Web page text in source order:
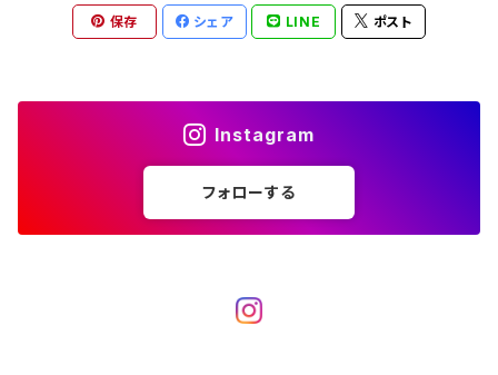
BROOKLYN WORKS
カトラリー
ヘッドライト／ランタン
アクセサリー
アクセサリー
七輪、グリル
ガスストーブ
湯たんぽ
斧、鉈
クッキングギア
バーナー／ストーブ
カトラリー
コンテナ、ギアケース
フットウェア
アクセサリー
保存 シェア LINE ポスト
Instagram
フォローする